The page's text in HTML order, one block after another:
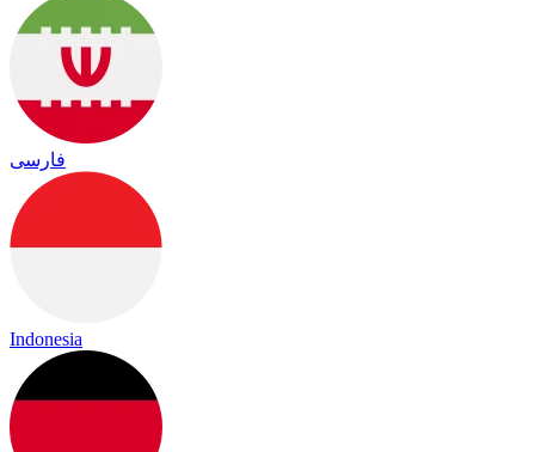
فارسی
Indonesia